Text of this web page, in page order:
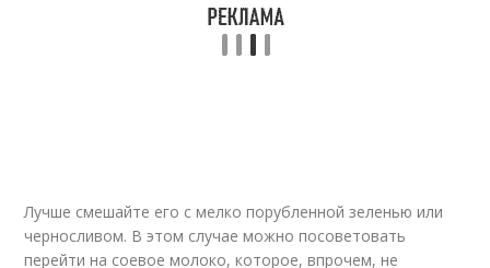
Лучше смешайте его с мелко порубленной зеленью или
черносливом. В этом случае можно посоветовать
перейти на соевое молоко, которое, впрочем, не